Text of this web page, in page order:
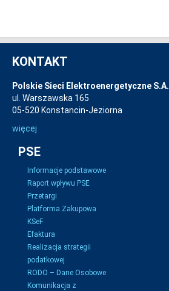
KONTAKT
Polskie Sieci Elektroenergetyczne S.A.
ul. Warszawska 165
05-520 Konstancin-Jeziorna
więcej
PSE
Informacje podstawowe
Raport wpływu PSE
Przetargi
Platforma Zakupowa
KSeF
Efaktura
Realizacja strategii
podatkowej
RODO – Dane Osobowe
Komunikacja z